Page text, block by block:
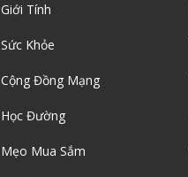
Giới Tính
Sức Khỏe
Cộng Đồng Mạng
Học Đường
Mẹo Mua Sắm